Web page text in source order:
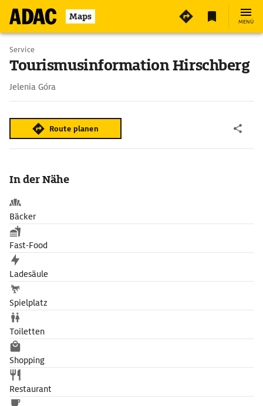
Maps MENÜ
Service
Tourismusinformation Hirschberg
Jelenia Góra
Route planen
In der Nähe
Bäcker
Fast-Food
Ladesäule
Spielplatz
Toiletten
Shopping
Restaurant